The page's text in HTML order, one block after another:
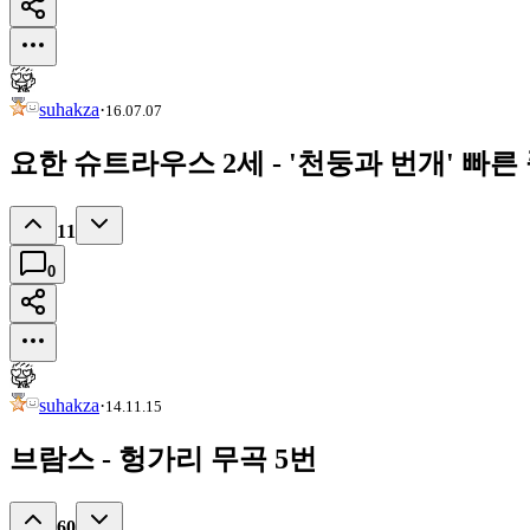
suhakza·16.07.07
요한 슈트라우스 2세 - '천둥과 번개' 빠른
11
0
suhakza·14.11.15
브람스 - 헝가리 무곡 5번